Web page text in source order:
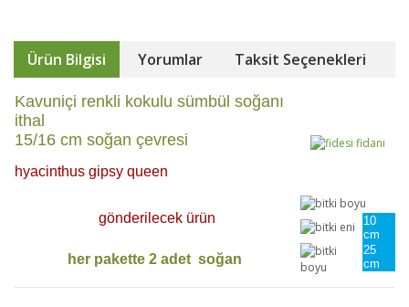
Ürün Bilgisi Yorumlar Taksit Seçenekleri
Kavuniçi renkli kokulu sümbül soğanı
ithal
15/16 cm soğan çevresi
hyacinthus gipsy queen
gönderilecek ürün
10
cm
her pakette 2 adet soğan
25
cm